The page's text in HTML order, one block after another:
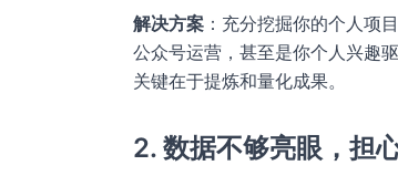
解决方案 ：充分挖掘你的个人项
公众号运营，甚至是你个人兴趣
关键在于提炼和量化成果。
2. 数据不够亮眼，担